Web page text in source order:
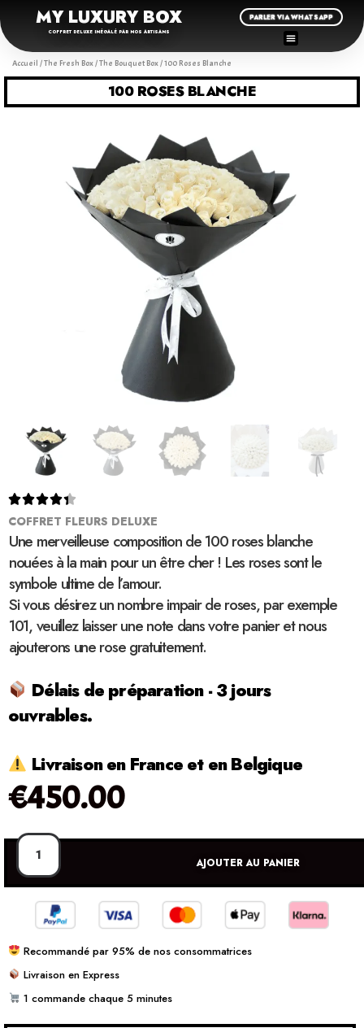
MY LUXURY BOX
COFFRET DELUXE INÉGALÉ PAR NOS ARTISANS
PARLER VIA WHATSAPP
Accueil /The Fresh Box/The Bouquet Box/ 100 Roses Blanche
100 ROSES BLANCHE

COFFRET FLEURS DELUXE
Une merveilleuse composition de 100 roses blanche
nouées à la main pour un être cher ! Les roses sont le
symbole ultime de l’amour.
Si vous désirez un nombre impair de roses, par exemple
101, veuillez laisser une note dans votre panier et nous
ajouterons une rose gratuitement.
Délais de préparation - 3 jours
ouvrables.
Livraison en France et en Belgique
€450.00
AJOUTER AU PANIER
Recommandé par 95% de nos consommatrices
Livraison en Express
1 commande chaque 5 minutes